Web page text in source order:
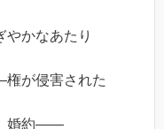
やかなあたり
が侵害された
婚約――